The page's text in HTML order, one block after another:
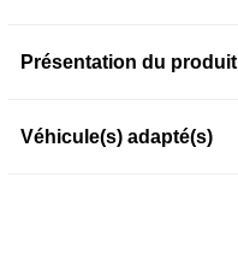
Présentation du produit
Véhicule(s) adapté(s)